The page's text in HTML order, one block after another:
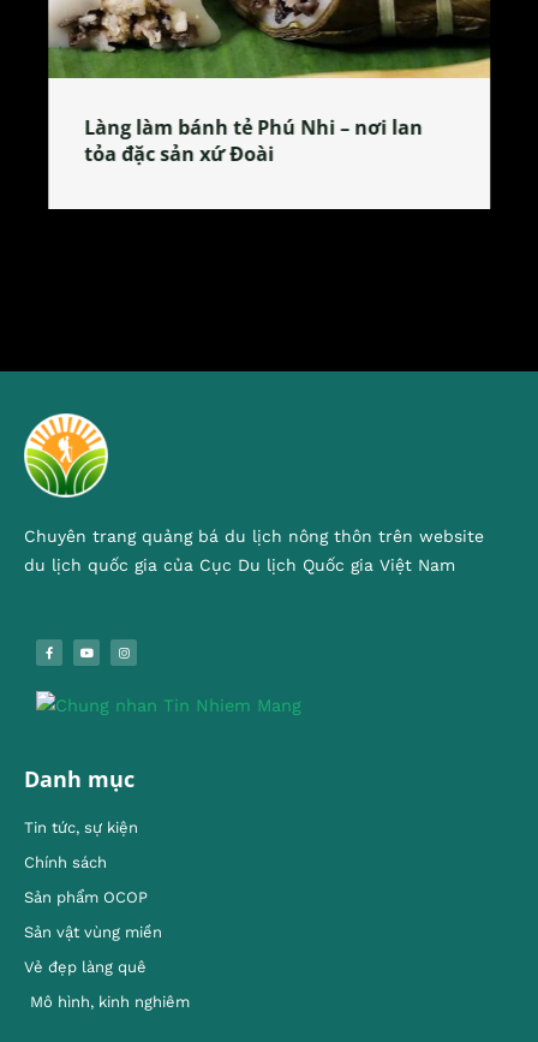
Làng làm bánh tẻ Phú Nhi – nơi lan
tỏa đặc sản xứ Đoài
Chuyên trang quảng bá du lịch nông thôn trên website
du lịch quốc gia của Cục Du lịch Quốc gia Việt Nam
Danh mục
Tin tức, sự kiện
Chính sách
Sản phẩm OCOP
Sản vật vùng miền
Vẻ đẹp làng quê
Mô hình, kinh nghiêm